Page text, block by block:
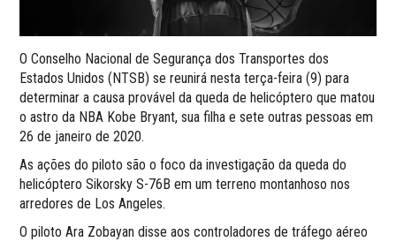
O Conselho Nacional de Segurança dos Transportes dos
Estados Unidos (NTSB) se reunirá nesta terça-feira (9) para
determinar a causa provável da queda de helicóptero que matou
o astro da NBA Kobe Bryant, sua filha e sete outras pessoas em
26 de janeiro de 2020.
As ações do piloto são o foco da investigação da queda do
helicóptero Sikorsky S-76B em um terreno montanhoso nos
arredores de Los Angeles.
O piloto Ara Zobayan disse aos controladores de tráfego aéreo